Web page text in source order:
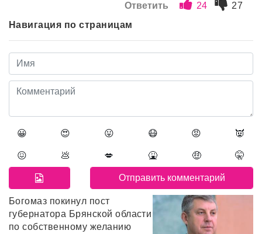
Ответить 24
27
Навигация по страницам
😀 😍 😛 😷 😡 👿
😖 💩 💋 🤮 🤑 🤫
Богомаз покинул пост
губернатора Брянской области
по собственному желанию